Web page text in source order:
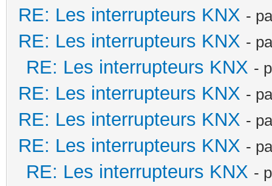
RE: Les interrupteurs KNX -
RE: Les interrupteurs KNX -
RE: Les interrupteurs KNX -
RE: Les interrupteurs KNX -
RE: Les interrupteurs KNX -
RE: Les interrupteurs KNX -
RE: Les interrupteurs KNX -